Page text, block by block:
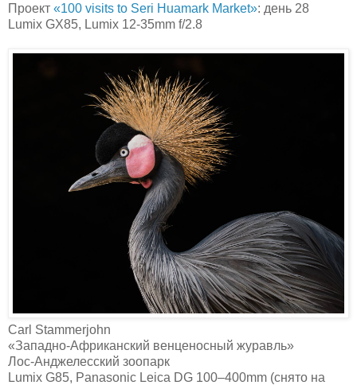
Проект «100 visits to Seri Huamark Market»: день 28
Lumix GX85, Lumix 12-35mm f/2.8
Carl Stammerjohn‎
«Западно-Африканский венценосный журавль»
Лос-Анджелесский зоопарк
Lumix G85, Panasonic Leica DG 100–400mm (снято на